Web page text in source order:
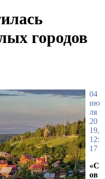
городов
04
ию
ля
20
19,
12:
17
«С
ов